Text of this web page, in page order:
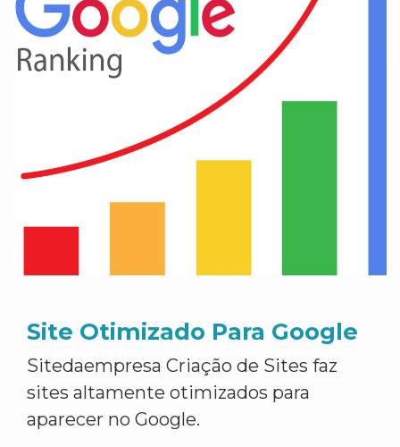
Site Otimizado Para Google
Sitedaempresa Criação de Sites faz
sites altamente otimizados para
aparecer no Google.